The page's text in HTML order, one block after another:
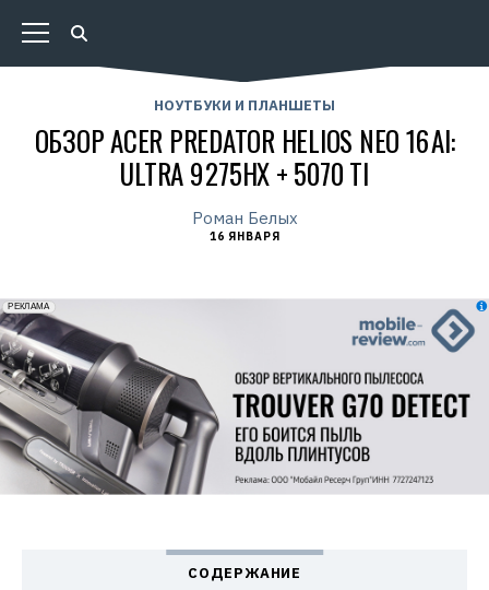
НОУТБУКИ И ПЛАНШЕТЫ
ОБЗОР ACER PREDATOR HELIOS NEO 16 AI:
ULTRA 9 275HX + 5070 TI
Роман Белых
16 ЯНВАРЯ
erid: 2VfnxxmNzs5
РЕКЛАМА